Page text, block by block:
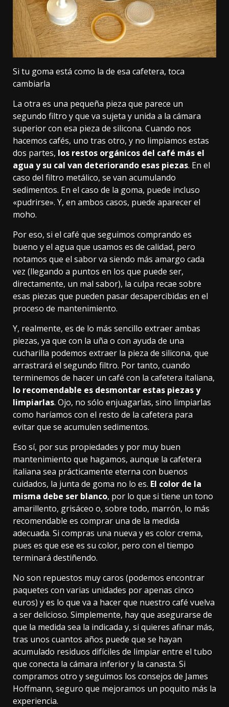
Si tu goma está como la de esa cafetera, toca
cambiarla
La otra es una pequeña pieza que parece un
segundo filtro y que va sujeta y unida a la cámara
superior con esa pieza de silicona. Cuando nos
hacemos cafés, uno tras otro, y no limpiamos estas
dos partes, los restos orgánicos del café más el
agua y su cal van deteriorando esas piezas. En el
caso del filtro metálico, se van acumulando
sedimentos. En el caso de la goma, puede incluso
«pudrirse». Y, en ambos casos, puede aparecer el
moho.
Por eso, si el café que seguimos comprando es
bueno y el agua que usamos es de calidad, pero
notamos que el sabor va siendo más amargo cada
vez (llegando a puntos en los que puede ser,
directamente, un mal sabor), la culpa recae sobre
esas piezas que pueden pasar desapercibidas en el
proceso de mantenimiento.
Y, realmente, es de lo más sencillo extraer ambas
piezas, ya que con la uña o con ayuda de una
cucharilla podemos extraer la pieza de silicona, que
arrastrará el segundo filtro. Por tanto, cuando
terminemos de hacer un café con la cafetera italiana,
lo recomendable es desmontar estas piezas y
limpiarlas. Ojo, no sólo enjuagarlas, sino limpiarlas
como haríamos con el resto de la cafetera para
evitar que se acumulen sedimentos.
Eso sí, por sus propiedades y por muy buen
mantenimiento que hagamos, aunque la cafetera
italiana sea prácticamente eterna con buenos
cuidados, la junta de goma no lo es. El color de la
misma debe ser blanco, por lo que si tiene un tono
amarillento, grisáceo o, sobre todo, marrón, lo más
recomendable es comprar una de la medida
adecuada. Si compras una nueva y es color crema,
pues es que ese es su color, pero con el tiempo
terminará destiñendo.
No son repuestos muy caros (podemos encontrar
paquetes con varias unidades por apenas cinco
euros) y es lo que va a hacer que nuestro café vuelva
a ser delicioso. Simplemente, hay que asegurarse de
que la medida sea la indicada y, si quieres afinar más,
tras unos cuantos años puede que se hayan
acumulado residuos difíciles de limpiar entre el tubo
que conecta la cámara inferior y la canasta. Si
compramos otro y seguimos los consejos de James
Hoffmann, seguro que mejoramos un poquito más la
experiencia.